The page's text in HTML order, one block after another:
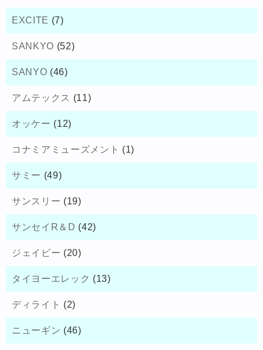
EXCITE (7)
SANKYO (52)
SANYO (46)
アムテックス (11)
オッケー (12)
コナミアミューズメント (1)
サミー (49)
サンスリー (19)
サンセイR＆D (42)
ジェイビー (20)
タイヨーエレック (13)
ディライト (2)
ニューギン (46)